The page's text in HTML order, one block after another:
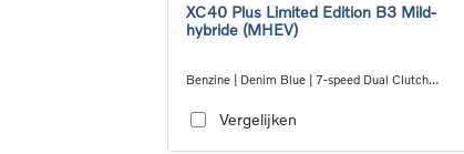
XC40 Plus Limited Edition B3 Mild-
hybride (MHEV)
Benzine | Denim Blue | 7-speed Dual Clutch
Vergelijken